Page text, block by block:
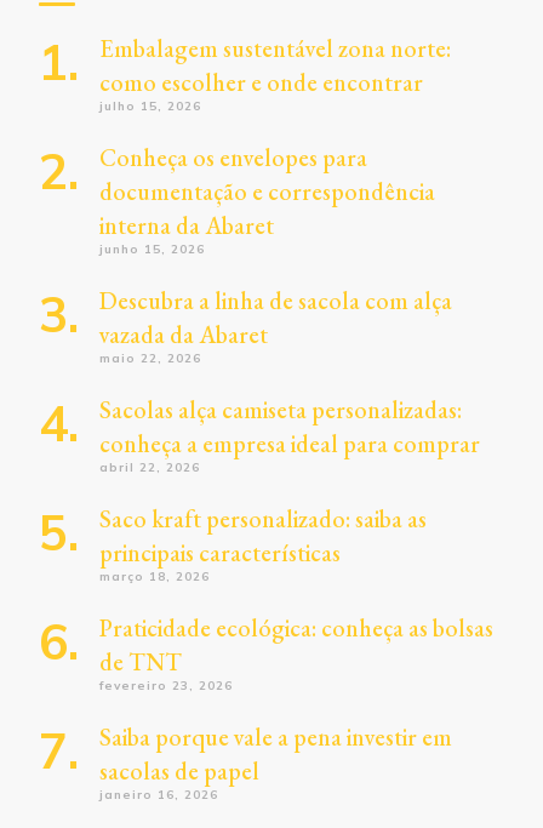
Embalagem sustentável zona norte:
como escolher e onde encontrar
julho 15, 2026
Conheça os envelopes para
documentação e correspondência
interna da Abaret
junho 15, 2026
Descubra a linha de sacola com alça
vazada da Abaret
maio 22, 2026
Sacolas alça camiseta personalizadas:
conheça a empresa ideal para comprar
abril 22, 2026
Saco kraft personalizado: saiba as
principais características
março 18, 2026
Praticidade ecológica: conheça as bolsas
de TNT
fevereiro 23, 2026
Saiba porque vale a pena investir em
sacolas de papel
janeiro 16, 2026